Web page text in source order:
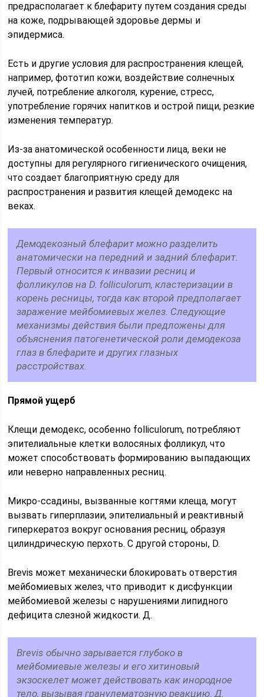
предрасполагает к блефариту путем создания среды
на коже, подрывающей здоровье дермы и
эпидермиса.
Есть и другие условия для распространения клещей,
например, фототип кожи, воздействие солнечных
лучей, потребление алкоголя, курение, стресс,
употребление горячих напитков и острой пищи, резкие
изменения температур.
Из-за анатомической особенности лица, веки не
доступны для регулярного гигиенического очищения,
что создает благоприятную среду для
распространения и развития клещей демодекс на
веках.
Демодекозный блефарит можно разделить
анатомически на передний и задний блефарит.
Первый относится к инвазии ресниц и
фолликулов на D. folliculorum, кластеризации в
корень ресницы, тогда как второй предполагает
заражение мейбомиевых желез. Следующие
механизмы действия были предложены для
объяснения патогенетической роли демодекоза
глаз в блефарите и других глазных
расстройствах.
Прямой ущерб
Клещи демодекс, особенно folliculorum, потребляют
эпителиальные клетки волосяных фолликул, что
может способствовать формированию выпадающих
или неверно направленных ресниц.
Микро-ссадины, вызванные когтями клеща, могут
вызвать гиперплазии, эпителиальный и реактивный
гиперкератоз вокруг основания ресниц, образуя
цилиндрическую перхоть. С другой стороны, D.
Brevis может механически блокировать отверстия
мейбомиевых желез, что приводит к дисфункции
мейбомиевой железы с нарушениями липидного
дефицита слезной жидкости. Д.
Brevis обычно зарывается глубоко в
мейбомиевые железы и его хитиновый
экзоскелет может действовать как инородное
тело, вызывая гранулематозную реакцию. Д.